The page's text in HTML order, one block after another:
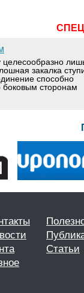
целесообразно
закалка
способно
боковым сторонам
Статьи